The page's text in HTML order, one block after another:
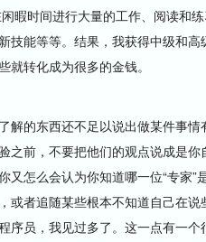
暇时间进行大量的工作、阅读和
技能等等。结果，我获得中级和
转化成为很多的金钱。
的东西还不足以说出做某件事情
之前，不要把他们的观点说成是
怎么会认为你知道哪一位“专家”
或者追随某些根本不知道自己在
序员，我见过多了。这一点有一